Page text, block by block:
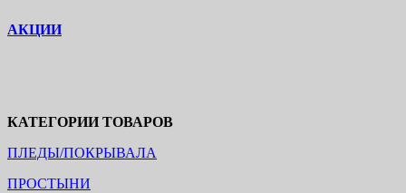
АКЦИИ
КАТЕГОРИИ ТОВАРОВ
ПЛЕДЫ/ПОКРЫВАЛА
ПРОСТЫНИ